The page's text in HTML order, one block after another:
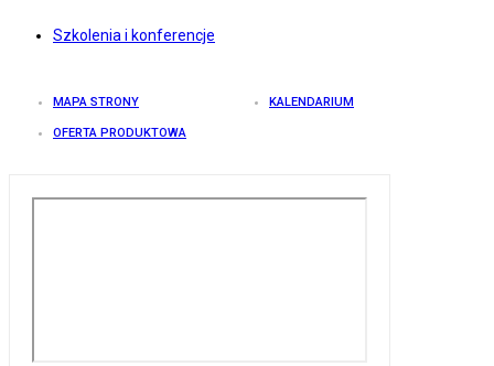
Szkolenia i konferencje
MAPA STRONY KALENDARIUM
OFERTA PRODUKTOWA